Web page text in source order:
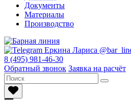
Документы
Материалы
Производство
8 (495) 981-46-30
Обратный звонок Заявка на расчёт